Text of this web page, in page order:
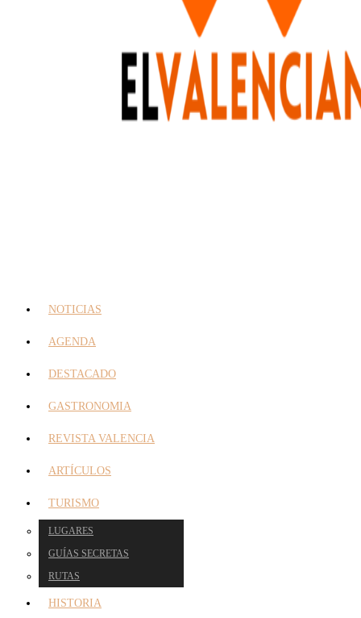
NOTICIAS
AGENDA
DESTACADO
GASTRONOMIA
REVISTA VALENCIA
ARTÍCULOS
TURISMO
LUGARES
GUÍAS SECRETAS
RUTAS
HISTORIA